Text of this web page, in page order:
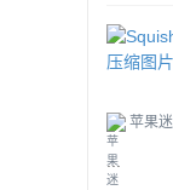
苹果迷
...